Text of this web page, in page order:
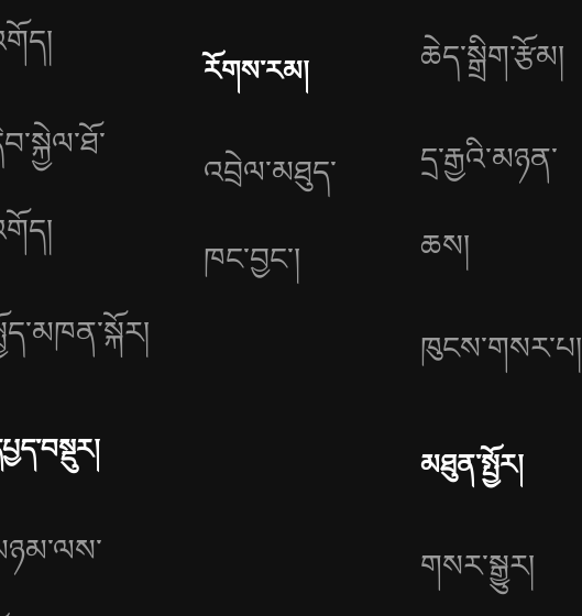
རོགས་རམ།
འབྲེལ་མཐུད་
ཁང་བྱང༌།
ཆེད་སྒྲིག་རྩོམ།
དྲ་རྒྱའི་མཉན་
ཆས།
ཁུངས་གསར་པ།
མཐུན་སྤྱོར།
གསར་སྒྱུར།